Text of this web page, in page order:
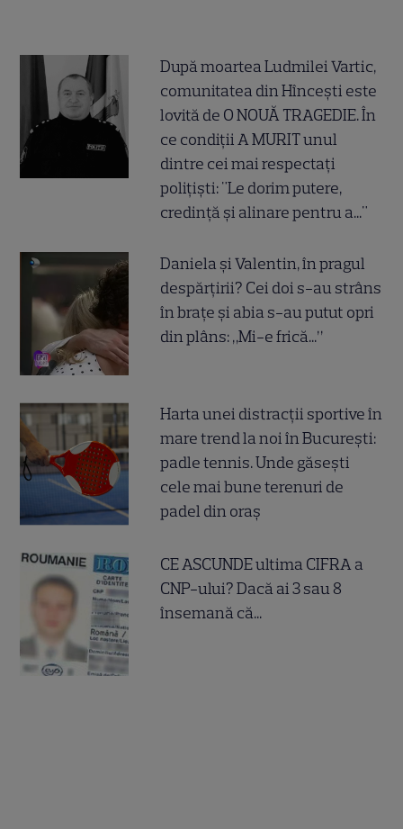
După moartea Ludmilei Vartic,
comunitatea din Hîncești este
lovită de O NOUĂ TRAGEDIE. În
ce condiții A MURIT unul
dintre cei mai respectați
polițiști: "Le dorim putere,
credință și alinare pentru a..."
Daniela și Valentin, în pragul
despărțirii? Cei doi s-au strâns
în brațe și abia s-au putut opri
din plâns: „Mi-e frică...”
Harta unei distracții sportive în
mare trend la noi în București:
padle tennis. Unde găsești
cele mai bune terenuri de
padel din oraș
CE ASCUNDE ultima CIFRA a
CNP-ului? Dacă ai 3 sau 8
însemană că...